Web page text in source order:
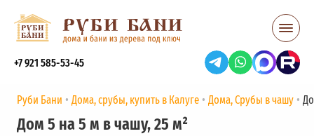
+7 921 585-53-45
Руби Бани Дома, срубы, купить в Калуге Дома, Срубы в чашу
Дом 5 на 5 м в чашу, 25 м²